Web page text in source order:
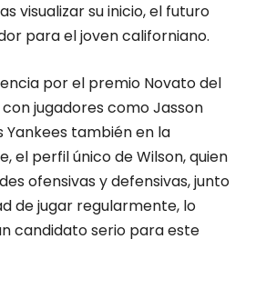
visualizar su inicio, el futuro
para el joven californiano.
por el premio Novato del
jugadores como Jasson
Yankees también en la
el perfil único de Wilson, quien
ofensivas y defensivas, junto
de jugar regularmente, lo
candidato serio para este